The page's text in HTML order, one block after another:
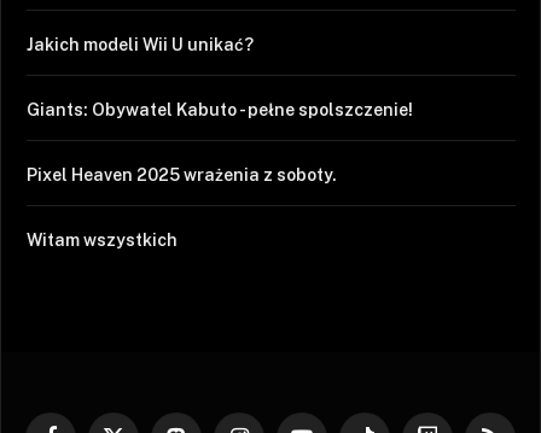
Jakich modeli Wii U unikać?
Giants: Obywatel Kabuto - pełne spolszczenie!
Pixel Heaven 2025 wrażenia z soboty.
Witam wszystkich